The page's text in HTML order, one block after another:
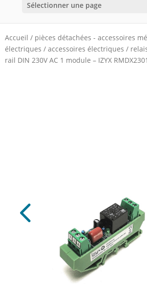
Sélectionner une page
Accueil / pièces détachées - accessoires
électriques / accessoires électriques /
rail DIN 230V AC 1 module – IZYX RMDX2301